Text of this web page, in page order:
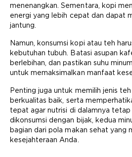
menenangkan. Sementara, kopi
energi yang lebih cepat dan dapat
jantung.
Namun, konsumsi kopi atau teh
kebutuhan tubuh. Batasi asupan
berlebihan, dan pastikan suhu
untuk memaksimalkan manfaat
Penting juga untuk memilih jenis
berkualitas baik, serta
tepat agar nutrisi di dalamnya tetap
dikonsumsi dengan bijak, kedua
bagian dari pola makan sehat yang
kesejahteraan Anda.